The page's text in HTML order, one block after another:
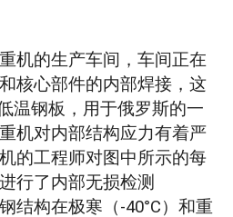
机的生产车间，车间正在
核心部件的内部焊接，这
温钢板，用于俄罗斯的一
机对内部结构应力有着严
的工程师对图中所示的每
行了内部无损检测
结构在极寒（-40°C）和重